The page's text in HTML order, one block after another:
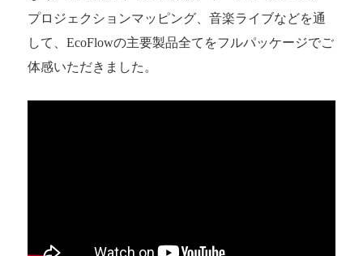
プロジェクションマッピング、音楽ライブなどを通
して、EcoFlowの主要製品全てをフルパッケージでご
体感いただきました。